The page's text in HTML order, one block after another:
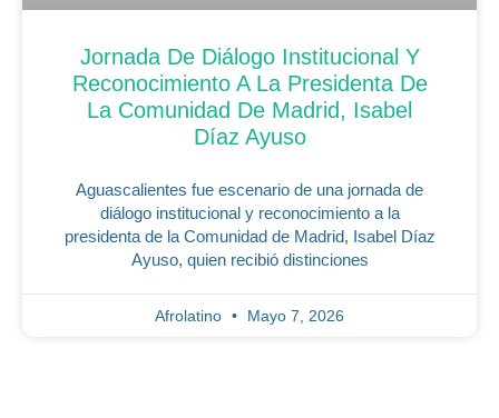
Jornada De Diálogo Institucional Y
Reconocimiento A La Presidenta De
La Comunidad De Madrid, Isabel
Díaz Ayuso
Aguascalientes fue escenario de una jornada de
diálogo institucional y reconocimiento a la
presidenta de la Comunidad de Madrid, Isabel Díaz
Ayuso, quien recibió distinciones
Afrolatino Mayo 7, 2026